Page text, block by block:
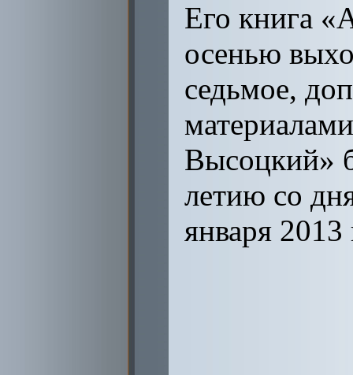
Его книга
осенью
седьмое,
Высоцкий»
летию со
января 2013